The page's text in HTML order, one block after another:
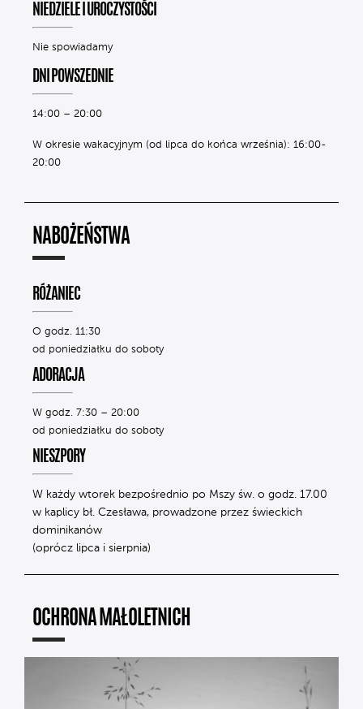
NIEDZIELE I UROCZYSTOŚCI
Nie spowiadamy
DNI POWSZEDNIE
14:00 – 20:00
W okresie wakacyjnym (od lipca do końca września): 16:00-
20:00
NABOŻEŃSTWA
RÓŻANIEC
O godz. 11:30
od poniedziałku do soboty
ADORACJA
W godz. 7:30 – 20:00
od poniedziałku do soboty
NIESZPORY
W każdy wtorek bezpośrednio po Mszy św. o godz. 17.00
w kaplicy bł. Czesława, prowadzone przez świeckich
dominikanów
(oprócz lipca i sierpnia)
OCHRONA MAŁOLETNICH